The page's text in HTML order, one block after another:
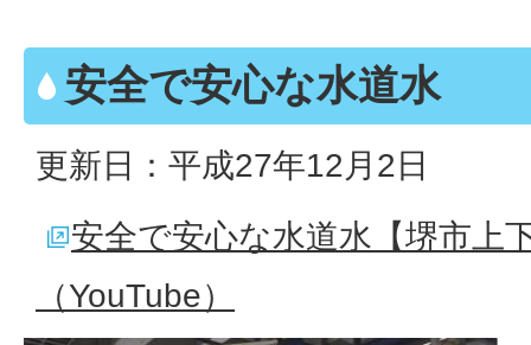
安全で安心な水道水
更新日：平成27年12月2日
安全で安心な水道水【堺市上
（YouTube）